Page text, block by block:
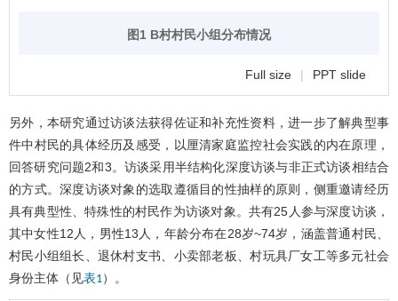
图1 B村村民小组分布情况
Full size | PPT slide
另外，本研究通过访谈法获得佐证和补充性资料，进一步了解典型事
件中村民的具体经历及感受，以厘清家庭监控社会实践的内在原理，
回答研究问题2和3。访谈采用半结构化深度访谈与非正式访谈相结合
的方式。深度访谈对象的选取遵循目的性抽样的原则，侧重邀请经历
具有典型性、特殊性的村民作为访谈对象。共有25人参与深度访谈，
其中女性12人，男性13人，年龄分布在28岁~74岁，涵盖普通村民、
村民小组组长、退休村支书、小卖部老板、村玩具厂女工等多元社会
身份主体（见表1）。